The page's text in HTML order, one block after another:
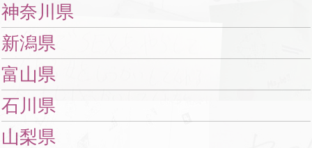
神奈川県
新潟県
富山県
石川県
山梨県